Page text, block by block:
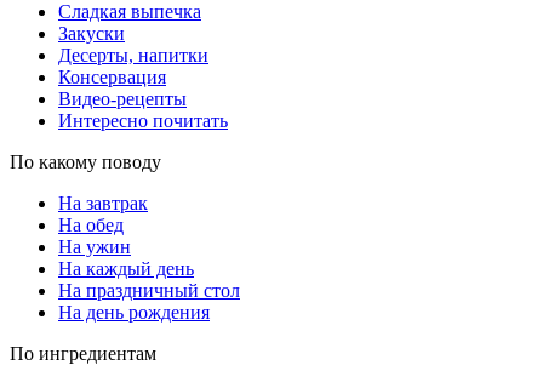
Сладкая выпечка
Закуски
Десерты, напитки
Консервация
Видео-рецепты
Интересно почитать
По какому поводу
На завтрак
На обед
На ужин
На каждый день
На праздничный стол
На день рождения
По ингредиентам